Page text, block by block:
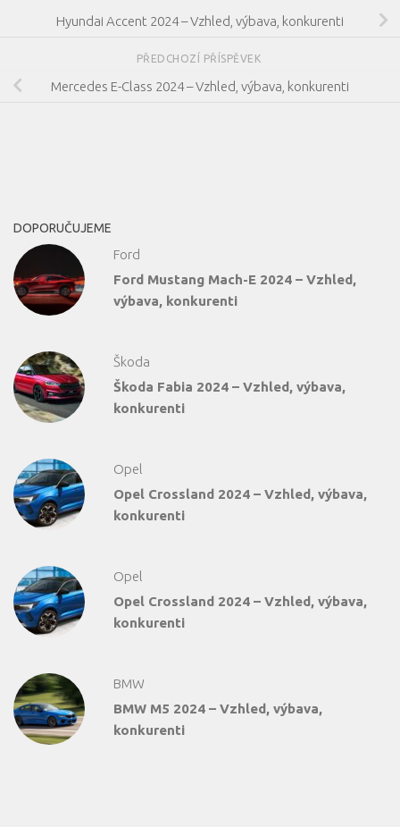
Hyundai Accent 2024 – Vzhled, výbava, konkurenti
PŘEDCHOZÍ PŘÍSPĚVEK
Mercedes E-Class 2024 – Vzhled, výbava, konkurenti
DOPORUČUJEME
Ford
Ford Mustang Mach-E 2024 – Vzhled,
výbava, konkurenti
Škoda
Škoda Fabia 2024 – Vzhled, výbava,
konkurenti
Opel
Opel Crossland 2024 – Vzhled, výbava,
konkurenti
Opel
Opel Crossland 2024 – Vzhled, výbava,
konkurenti
BMW
BMW M5 2024 – Vzhled, výbava,
konkurenti